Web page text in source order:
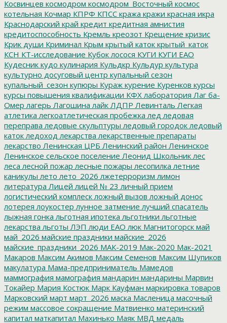
Косвинцев космодром космодром_Восточный космос
котельная Кочмар КПРФ КПСС кража кражи красная икра
Краснодарский край кредит кредитная амнистия
кредитоспособность Кремль креозот Крещение кризис
Крик души Криминал Крым крытый каток крытый_каток
КСН КТ-исследование Кубок лосося КУГИ КУГИ ЕАО
Кудесник кудо кулинария Кульдкр Кульдур культура
культурно досуговый центр купальный сезон
купальный_сезон купюры Кураж курение Куренков курсы
курсы повышения квалификации КФХ лаборатория Лаг ба-
Омер лагерь Лагошина лайк ЛДПР Левинталь Легкая
атлетика легкоатлетическая пробежка лед ледовая
переправа ледовые скульптуры ледовый городок ледовый
каток ледоход лекарства лекарственные препараты
лекарство Ленинская ЦРБ Ленинский район Ленинское
Ленинское сельское поселение Леонид Школьник лес
леса лесной пожар лесные пожары лесопилка летние
каникулы лето лето_2026 лжетерроризм лимон
литература Лицей лицей № 23 личный прием
логистический комплеск ложный вызов ложный донос
лотерея лоукостер лунное затмение лучший спасатель
лыжная гонка льготная ипотека льготники льготные
лекарства льготы ЛЭП люди ЕАО люк Магнитогорск май
май_2026 майские праздники майские_2026
майские_праздники_2026 МАК-2019 Мак-2020 Мак-2021
Макаров Максим Акимов Максим Семенов Максим Шупиков
макулатура Мама-предприниматель Мамедов
маммография мамография мандарин мандарины Марвин
Токайер Мария Костюк Марк Кауфман маркировка товаров
Марковский март март_2026 маска Масленица масочный
режим массовое сокращение Матвиенко материнский
капитал маткапитал Махинько Маяк МВД медаль